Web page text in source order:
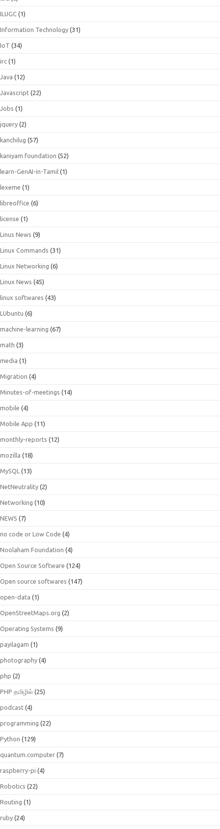
ILUGC (1)
Information Technology (31)
IoT (34)
irc (1)
Java (12)
Javascript (22)
Jobs (1)
jquery (2)
kanchilug (57)
kaniyam foundation (52)
learn-GenAI-in-Tamil (1)
lexeme (1)
libreoffice (6)
license (1)
Linus News (9)
Linux Commands (31)
Linux Networking (6)
Linux News (45)
linux softwares (43)
LUbuntu (6)
machine-learning (67)
math (3)
media (1)
Migration (4)
Minutes-of-meetings (14)
mobile (4)
Mobile App (11)
monthly-reports (12)
mozilla (18)
MySQL (13)
NetNeutrality (2)
Networking (10)
NEWS (7)
no code or Low Code (4)
Noolaham Foundation (4)
Open Source Software (124)
Open source softwares (147)
open-data (1)
OpenStreetMaps.org (2)
Operating Systems (9)
payilagam (1)
photography (4)
php (2)
PHP தமிழில் (25)
podcast (4)
programming (22)
Python (129)
quantum.computer (7)
raspberry-pi (4)
Robotics (22)
Routing (1)
ruby (24)